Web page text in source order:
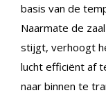
basis van de
Naarmate de
stijgt, verhoogt
lucht efficiënt af
naar binnen te